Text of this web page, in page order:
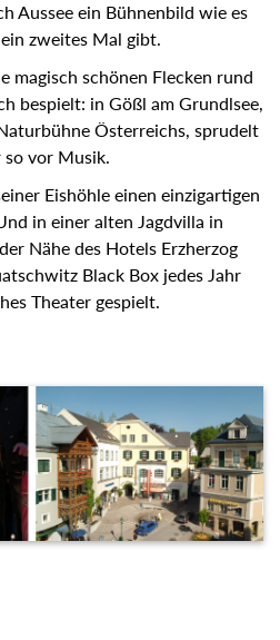
Aussee ein Bühnenbild wie es
zweites Mal gibt.
magisch schönen Flecken rund
bespielt: in Gößl am Grundlsee,
Österreichs, sprudelt
so vor Musik.
Eishöhle einen einzigartigen
in einer alten Jagdvilla in
Nähe des Hotels Erzherzog
Black Box jedes Jahr
Theater gespielt.